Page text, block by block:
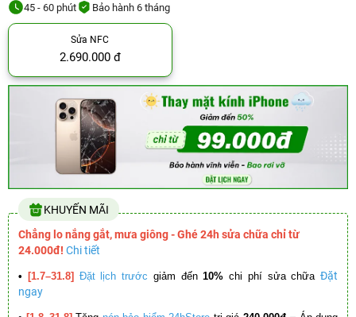
45 - 60 phút Bảo hành 6 tháng
Sửa NFC
2.690.000 đ
KHUYẾN MÃI
Chẳng lo nắng gắt, mưa giông - Ghé 24h sửa chữa chỉ từ
24.000đ! Chi tiết
• [1.7–31.8] Đặt lịch trước giảm đến10% chi phí sửa chữa Đặt
ngay